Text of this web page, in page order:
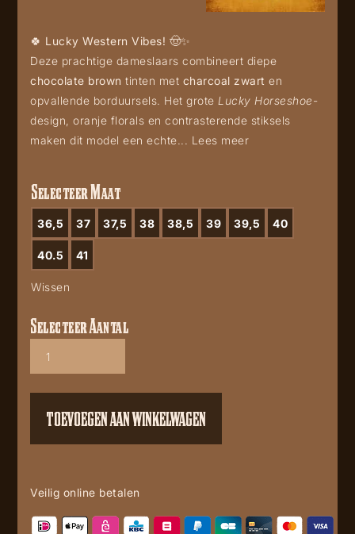
🍀 Lucky Western Vibes! 🤠✨
Deze prachtige dameslaars combineert diepe
chocolate brown tinten met charcoal zwart en
opvallende borduursels. Het grote Lucky Horseshoe-
design, oranje florals en contrasterende stiksels
maken dit model een echte... Lees meer
Selecteer Maat
36,5 37 37,5 38 38,5 39 39,5 40
40.5 41
Wissen
Corral
aantal
Selecteer Aantal
TOEVOEGEN AAN WINKELWAGEN
Veilig online betalen